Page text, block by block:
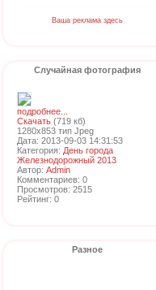
Ваша реклама здесь
Случайная фотография
подробнее...
Скачать (719 кб)
1280x853 тип Jpeg
Дата: 2013-09-03 14:31:53
Категория: День города
Железнодорожный 2013
Автор: Admin
Комментариев: 0
Просмотров: 2515
Рейтинг: 0
Разное